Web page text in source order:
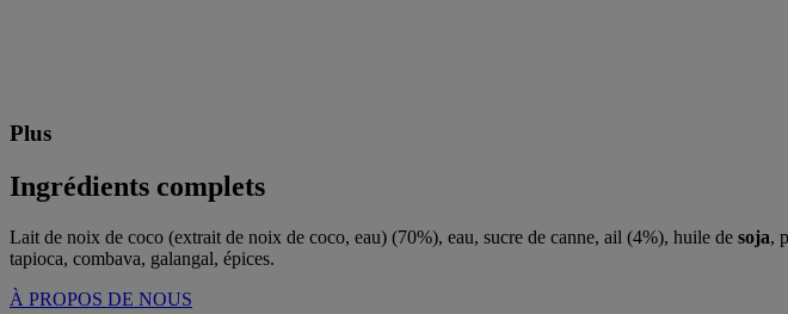
Plus
Ingrédients complets
Lait de noix de coco (extrait de noix de coco, eau) (70%), eau, sucre de canne, ail (4%), huile de soja,
tapioca, combava, galangal, épices.
À PROPOS DE NOUS